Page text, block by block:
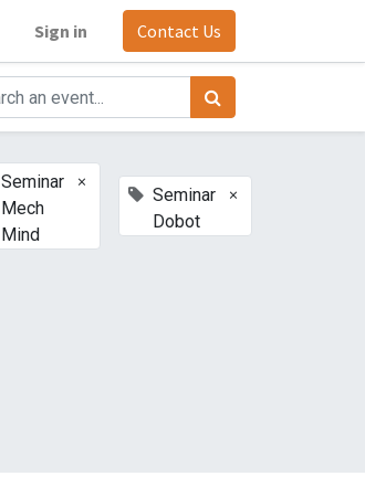
Sign in Contact Us
Seminar
Mech
Mind
×
Seminar
Dobot
×